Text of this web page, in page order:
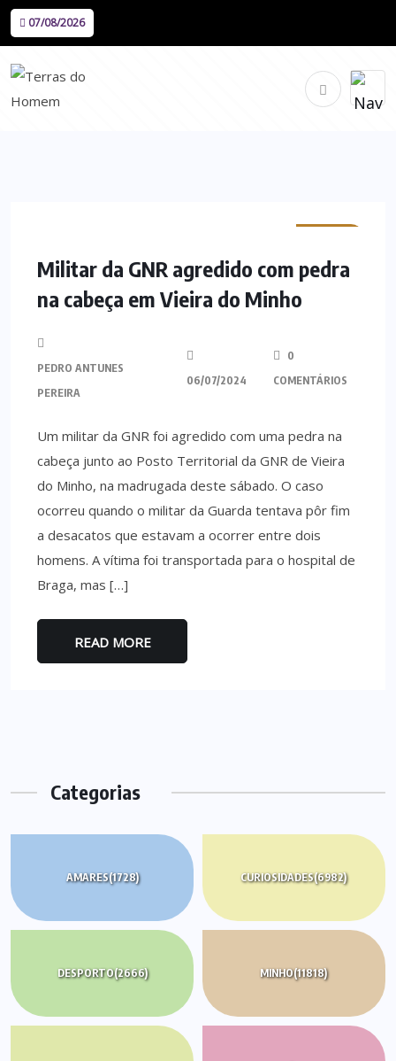
07/08/2026
Militar da GNR agredido com pedra
na cabeça em Vieira do Minho
PEDRO ANTUNES
PEREIRA
06/07/2024
0
COMENTÁRIOS
Um militar da GNR foi agredido com uma pedra na
cabeça junto ao Posto Territorial da GNR de Vieira
do Minho, na madrugada deste sábado. O caso
ocorreu quando o militar da Guarda tentava pôr fim
a desacatos que estavam a ocorrer entre dois
homens. A vítima foi transportada para o hospital de
Braga, mas […]
READ MORE
Categorias
AMARES(1728) CURIOSIDADES(6982)
DESPORTO(2666) MINHO(11818)